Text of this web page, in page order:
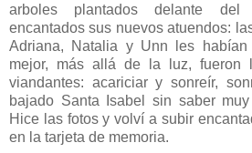
arboles plantados delante del
encantados sus nuevos atuendos:
Adriana, Natalia y Unn les
mejor, más allá de la luz, fueron
viandantes: acariciar y sonreír,
bajado Santa Isabel sin saber
Hice las fotos y volví a subir
en la tarjeta de memoria.